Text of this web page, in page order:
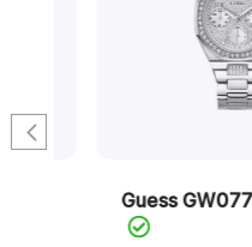
Guess GW0777L1